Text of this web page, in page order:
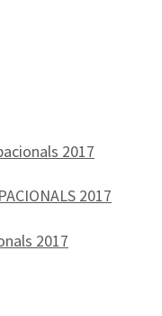
2017
2017
2017